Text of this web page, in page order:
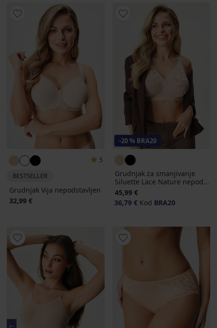
5
BESTSELLER
Grudnjak Vija nepodstavljen
32,99 €
-20 % BRA20
Grudnjak za smanjivanje
Siluette Lace Nature nepod...
45,99 €
36,79 € Kod BRA20